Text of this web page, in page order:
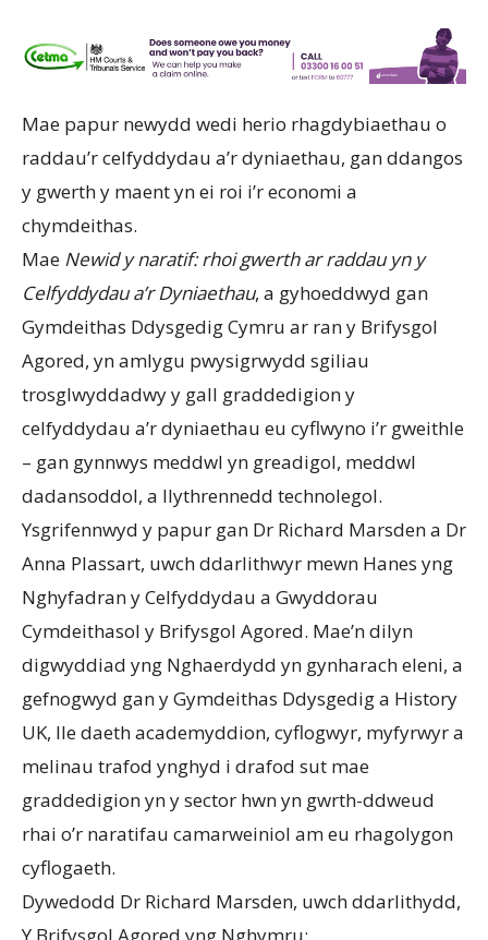
Mae papur newydd wedi herio rhagdybiaethau o
raddau’r celfyddydau a’r dyniaethau, gan ddangos
y gwerth y maent yn ei roi i’r economi a
chymdeithas.
Mae Newid y naratif: rhoi gwerth ar raddau yn y
Celfyddydau a’r Dyniaethau, a gyhoeddwyd gan
Gymdeithas Ddysgedig Cymru ar ran y Brifysgol
Agored, yn amlygu pwysigrwydd sgiliau
trosglwyddadwy y gall graddedigion y
celfyddydau a’r dyniaethau eu cyflwyno i’r gweithle
– gan gynnwys meddwl yn greadigol, meddwl
dadansoddol, a llythrennedd technolegol.
Ysgrifennwyd y papur gan Dr Richard Marsden a Dr
Anna Plassart, uwch ddarlithwyr mewn Hanes yng
Nghyfadran y Celfyddydau a Gwyddorau
Cymdeithasol y Brifysgol Agored. Mae’n dilyn
digwyddiad yng Nghaerdydd yn gynharach eleni, a
gefnogwyd gan y Gymdeithas Ddysgedig a History
UK, lle daeth academyddion, cyflogwyr, myfyrwyr a
melinau trafod ynghyd i drafod sut mae
graddedigion yn y sector hwn yn gwrth-ddweud
rhai o’r naratifau camarweiniol am eu rhagolygon
cyflogaeth.
Dywedodd Dr Richard Marsden, uwch ddarlithydd,
Y Brifysgol Agored yng Nghymru: